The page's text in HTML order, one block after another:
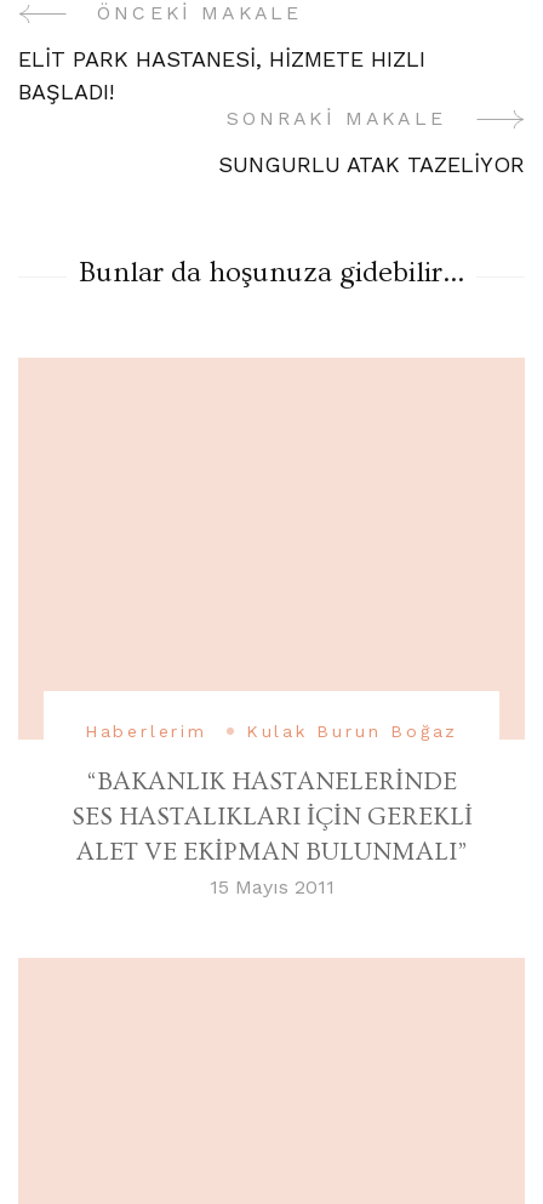
Yazı
Gezinme
ÖNCEKI MAKALE
ELİT PARK HASTANESİ, HİZMETE HIZLI
BAŞLADI!
SONRAKI MAKALE
SUNGURLU ATAK TAZELİYOR
Bunlar da hoşunuza gidebilir...
Haberlerim Kulak Burun Boğaz
“BAKANLIK HASTANELERİNDE
SES HASTALIKLARI İÇİN GEREKLİ
ALET VE EKİPMAN BULUNMALI”
15 Mayıs 2011